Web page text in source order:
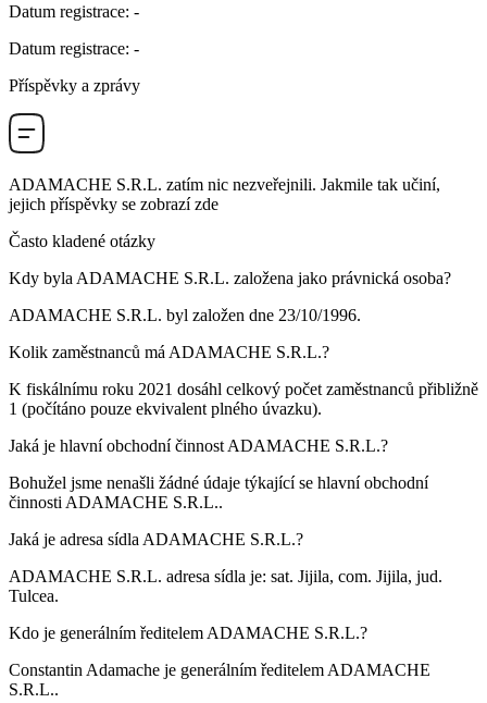
Datum registrace: -
Datum registrace: -
Příspěvky a zprávy
ADAMACHE S.R.L. zatím nic nezveřejnili. Jakmile tak učiní,
jejich příspěvky se zobrazí zde
Často kladené otázky
Kdy byla ADAMACHE S.R.L. založena jako právnická osoba?
ADAMACHE S.R.L. byl založen dne 23/10/1996.
Kolik zaměstnanců má ADAMACHE S.R.L.?
K fiskálnímu roku 2021 dosáhl celkový počet zaměstnanců přibližně
1 (počítáno pouze ekvivalent plného úvazku).
Jaká je hlavní obchodní činnost ADAMACHE S.R.L.?
Bohužel jsme nenašli žádné údaje týkající se hlavní obchodní
činnosti ADAMACHE S.R.L..
Jaká je adresa sídla ADAMACHE S.R.L.?
ADAMACHE S.R.L. adresa sídla je: sat. Jijila, com. Jijila, jud.
Tulcea.
Kdo je generálním ředitelem ADAMACHE S.R.L.?
Constantin Adamache je generálním ředitelem ADAMACHE
S.R.L..